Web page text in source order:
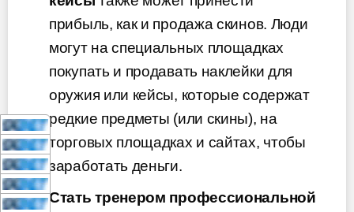
прибыль, как и продажа скинов. Люди
могут на специальных площадках
покупать и продавать наклейки для
оружия или кейсы, которые содержат
редкие предметы (или скины), на
торговых площадках и сайтах, чтобы
заработать деньги.
Стать тренером профессиональной